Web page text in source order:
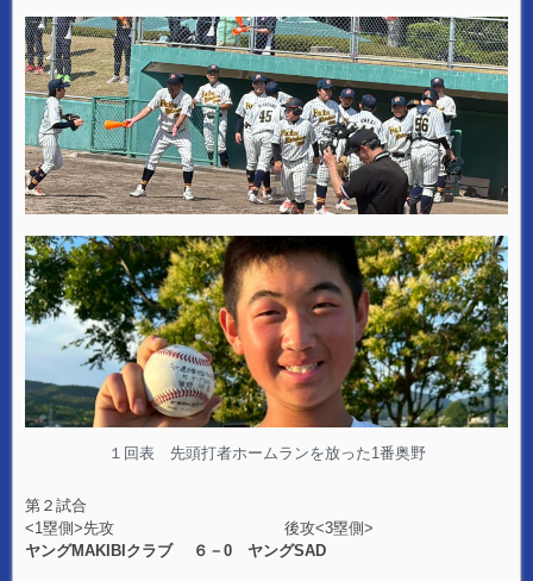
１回表 先頭打者ホームランを放った1番奥野
第２試合
<1塁側>先攻 後攻<3塁側>
ヤングMAKIBIクラブ ６－0 ヤングSAD